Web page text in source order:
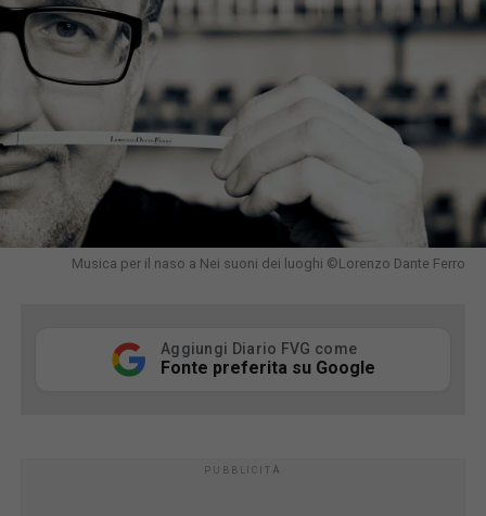
Musica per il naso a Nei suoni dei luoghi ©Lorenzo Dante Ferro
Aggiungi Diario FVG come
Fonte preferita su Google